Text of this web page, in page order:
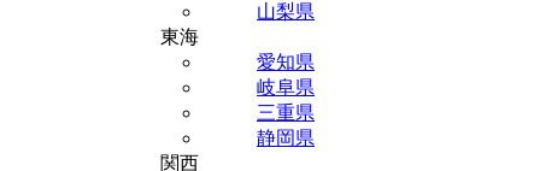
山梨県
東海
愛知県
岐阜県
三重県
静岡県
関西